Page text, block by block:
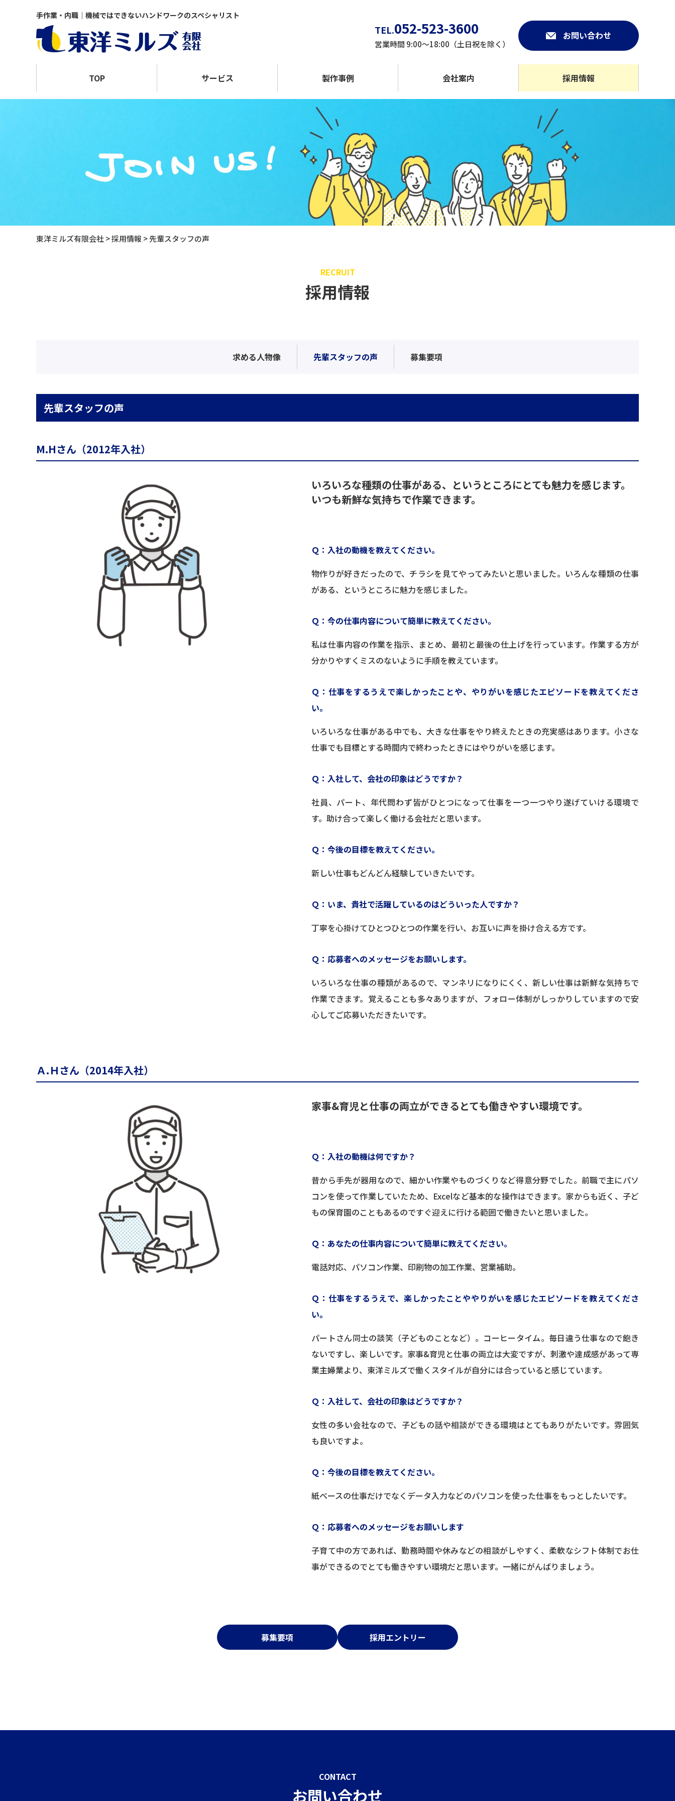
手作業・内職｜機械ではできないハンドワークのスペシャリスト
TEL.052-523-3600
営業時間 9:00～18:00（土日祝を除く）
お問い合わせ
TOP サービス 製作事例 会社案内 採用情報
東洋ミルズ有限会社>採用情報 >先輩スタッフの声
採用情報
RECRUIT
求める人物像 先輩スタッフの声 募集要項
先輩スタッフの声
M.Hさん（2012年入社）
いろいろな種類の仕事がある、というところにとても魅力を感じます。
いつも新鮮な気持ちで作業できます。
Ｑ：入社の動機を教えてください。
物作りが好きだったので、チラシを見てやってみたいと思いました。いろんな種類の仕事
がある、というところに魅力を感じました。
Ｑ：今の仕事内容について簡単に教えてください。
私は仕事内容の作業を指示、まとめ、最初と最後の仕上げを行っています。作業する方が
分かりやすくミスのないように手順を教えています。
Ｑ：仕事をするうえで楽しかったことや、やりがいを感じたエピソードを教えてくださ
い。
いろいろな仕事がある中でも、大きな仕事をやり終えたときの充実感はあります。小さな
仕事でも目標とする時間内で終わったときにはやりがいを感じます。
Ｑ：入社して、会社の印象はどうですか？
社員、パート、年代問わず皆がひとつになって仕事を一つ一つやり遂げていける環境で
す。助け合って楽しく働ける会社だと思います。
Ｑ：今後の目標を教えてください。
新しい仕事もどんどん経験していきたいです。
Ｑ：いま、貴社で活躍しているのはどういった人ですか？
丁寧を心掛けてひとつひとつの作業を行い、お互いに声を掛け合える方です。
Ｑ：応募者へのメッセージをお願いします。
いろいろな仕事の種類があるので、マンネリになりにくく、新しい仕事は新鮮な気持ちで
作業できます。覚えることも多々ありますが、フォロー体制がしっかりしていますので安
心してご応募いただきたいです。
Ａ.Ｈさん（2014年入社）
家事&育児と仕事の両立ができるとても働きやすい環境です。
Ｑ：入社の動機は何ですか？
昔から手先が器用なので、細かい作業やものづくりなど得意分野でした。前職で主にパソ
コンを使って作業していたため、Excelなど基本的な操作はできます。家からも近く、子ど
もの保育園のこともあるのですぐ迎えに行ける範囲で働きたいと思いました。
Ｑ：あなたの仕事内容について簡単に教えてください。
電話対応、パソコン作業、印刷物の加工作業、営業補助。
Ｑ：仕事をするうえで、楽しかったことややりがいを感じたエピソードを教えてくださ
い。
パートさん同士の談笑（子どものことなど）。コーヒータイム。毎日違う仕事なので飽き
ないですし、楽しいです。家事&育児と仕事の両立は大変ですが、刺激や達成感があって専
業主婦業より、東洋ミルズで働くスタイルが自分には合っていると感じています。
Ｑ：入社して、会社の印象はどうですか？
女性の多い会社なので、子どもの話や相談ができる環境はとてもありがたいです。雰囲気
も良いですよ。
Ｑ：今後の目標を教えてください。
紙ベースの仕事だけでなくデータ入力などのパソコンを使った仕事をもっとしたいです。
Ｑ：応募者へのメッセージをお願いします
子育て中の方であれば、勤務時間や休みなどの相談がしやすく、柔軟なシフト体制でお仕
事ができるのでとても働きやすい環境だと思います。一緒にがんばりましょう。
募集要項 採用エントリー
CONTACT
お問い合わせ